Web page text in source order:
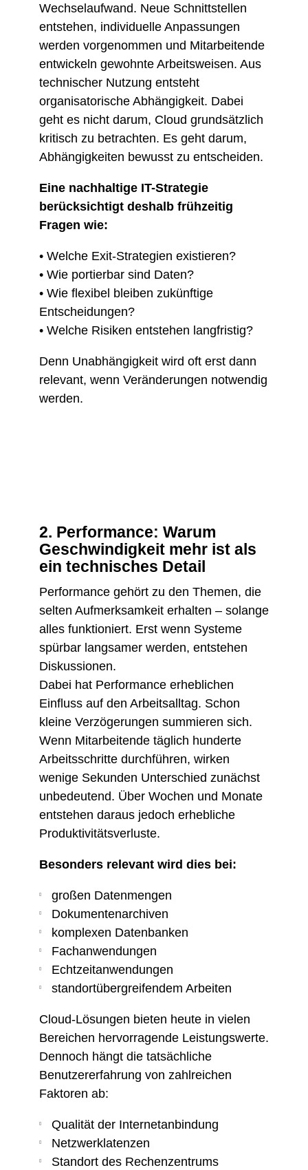
Wechselaufwand. Neue Schnittstellen
entstehen, individuelle Anpassungen
werden vorgenommen und Mitarbeitende
entwickeln gewohnte Arbeitsweisen. Aus
technischer Nutzung entsteht
organisatorische Abhängigkeit. Dabei
geht es nicht darum, Cloud grundsätzlich
kritisch zu betrachten. Es geht darum,
Abhängigkeiten bewusst zu entscheiden.
Eine nachhaltige IT-Strategie
berücksichtigt deshalb frühzeitig
Fragen wie:
• Welche Exit-Strategien existieren?
• Wie portierbar sind Daten?
• Wie flexibel bleiben zukünftige
Entscheidungen?
• Welche Risiken entstehen langfristig?
Denn Unabhängigkeit wird oft erst dann
relevant, wenn Veränderungen notwendig
werden.
2. Performance: Warum
Geschwindigkeit mehr ist als
ein technisches Detail
Performance gehört zu den Themen, die
selten Aufmerksamkeit erhalten – solange
alles funktioniert. Erst wenn Systeme
spürbar langsamer werden, entstehen
Diskussionen.
Dabei hat Performance erheblichen
Einfluss auf den Arbeitsalltag. Schon
kleine Verzögerungen summieren sich.
Wenn Mitarbeitende täglich hunderte
Arbeitsschritte durchführen, wirken
wenige Sekunden Unterschied zunächst
unbedeutend. Über Wochen und Monate
entstehen daraus jedoch erhebliche
Produktivitätsverluste.
Besonders relevant wird dies bei:
großen Datenmengen
Dokumentenarchiven
komplexen Datenbanken
Fachanwendungen
Echtzeitanwendungen
standortübergreifendem Arbeiten
Cloud-Lösungen bieten heute in vielen
Bereichen hervorragende Leistungswerte.
Dennoch hängt die tatsächliche
Benutzererfahrung von zahlreichen
Faktoren ab:
Qualität der Internetanbindung
Netzwerklatenzen
Standort des Rechenzentrums